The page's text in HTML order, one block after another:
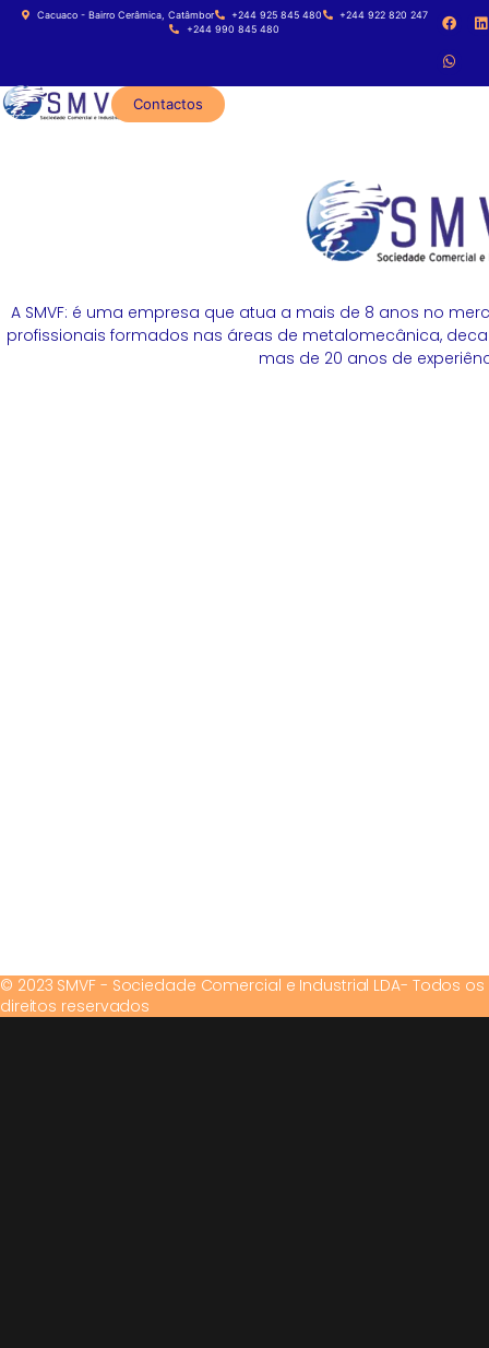
Cacuaco - Bairro Cerâmica, Catâmbor +244 925 845 480
+244 922 820 247
+244 990 845 480
Contactos
A SMVF: é uma empresa que atua a mais de 8 anos no
profissionais formados nas áreas de metalomecânica,
mas de 20 anos de
© 2023 SMVF - Sociedade Comercial e Industrial LDA- Todos os
direitos reservados